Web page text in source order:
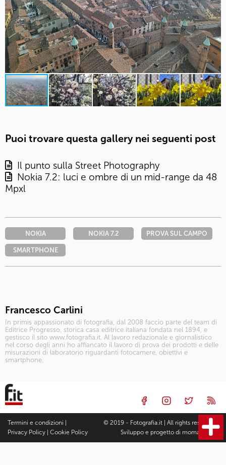
Puoi trovare questa gallery nei seguenti post
Il punto sulla Street Photography
Nokia 7.2: luci e ombre di un mid-range da 48
Mpxl
NOKIA NOKIA 7.2 PROVA SUL CAMPO
SMARTPHONE
Francesco Carlini
In primis appassionato di fotografia, dal 2008 faccio parte del team di
Editrice Progresso, storica casa editrice italiana fondata nel 1894, e
gestisco il sito www.fotografia.it. Al lavoro redazionale e giornalistico
nel corso degli anni ho affiancato il lavoro di prova dei prodotti e delle
misurazioni di laboratorio riguardanti fotocamere, obiettivi e
smartphone.
Termini e condizioni
Privacy Policy
Cookie Policy
© 2019 - Fotografia.it | All rights reserved |
Sviluppo e progetto di moma Studio